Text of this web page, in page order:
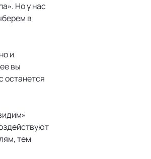
Но у нас
в
и
вы
останется
тем